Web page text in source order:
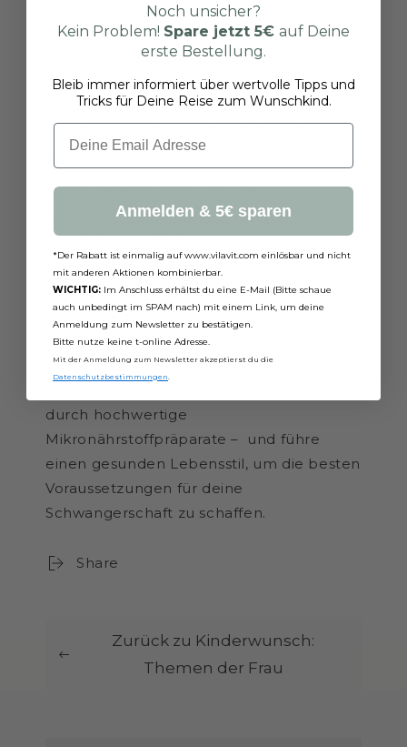
und erfolgreiche Schwangerschaft mit
Diabetes erreichen. Wichtig ist, dass du
eng mit deinem Gesundheitsteam
zusammenarbeitest, auf eine
ausgewogene und nährstoffreiche
Ernährung und gesunden Lebensstil
achtest.
Mit sorgfältiger Planung und
professioneller Unterstützung ist es
erfolgreiche Schwangerschaft zu erleben.
Es ist essenziell, dass du eng mit deinem
Gesundheitsteam kooperierst, um deine
medizinische Betreuung zu optimieren.
Achte zudem konsequent auf eine
durch hochwertige
Mikronährstoffpräparate – und führe
einen gesunden Lebensstil, um die besten
Voraussetzungen für deine
Schwangerschaft zu schaffen.
Share
Zurück zu Kinderwunsch:
Themen der Frau
Noch unsicher?
Kein Problem! Spare jetzt 5€ auf Deine
erste Bestellung.
Bleib immer informiert über wertvolle Tipps und
Tricks für Deine Reise zum Wunschkind.
Email
Anmelden & 5€ sparen
*Der Rabatt ist einmalig auf www.vilavit.com einlösbar und nicht
mit anderen Aktionen kombinierbar.
WICHTIG: Im Anschluss erhältst du eine E-Mail (Bitte schaue
auch unbedingt im SPAM nach) mit einem Link, um deine
Anmeldung zum Newsletter zu bestätigen.
Bitte nutze keine t-online Adresse.
Mit der Anmeldung zum Newsletter akzeptierst du die
Datenschutzbestimmungen.